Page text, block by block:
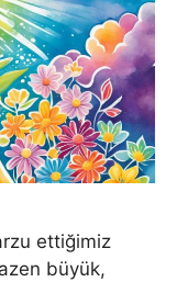
ettiğimiz
büyük,